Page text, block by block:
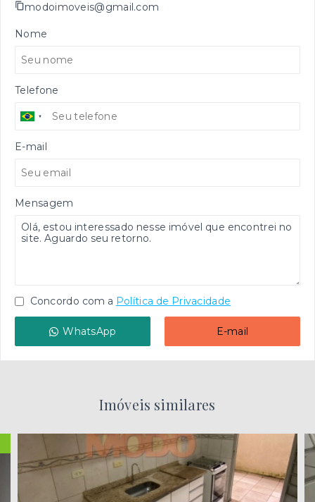
modoimoveis@gmail.com
Nome
Telefone
E-mail
Mensagem
Concordo com a Política de Privacidade
WhatsApp E-mail
Imóveis similares